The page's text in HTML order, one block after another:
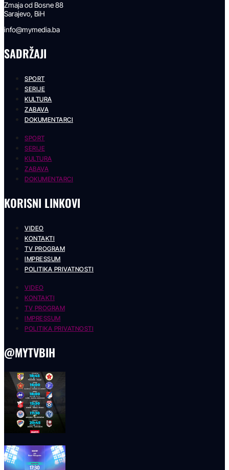
Zmaja od Bosne 88
Sarajevo, BiH
info@mymedia.ba
SADRŽAJI
SPORT
SERIJE
KULTURA
ZABAVA
DOKUMENTARCI
SPORT
SERIJE
KULTURA
ZABAVA
DOKUMENTARCI
KORISNI LINKOVI
VIDEO
KONTAKTI
TV PROGRAM
IMPRESSUM
POLITIKA PRIVATNOSTI
VIDEO
KONTAKTI
TV PROGRAM
IMPRESSUM
POLITIKA PRIVATNOSTI
@MYTVBIH